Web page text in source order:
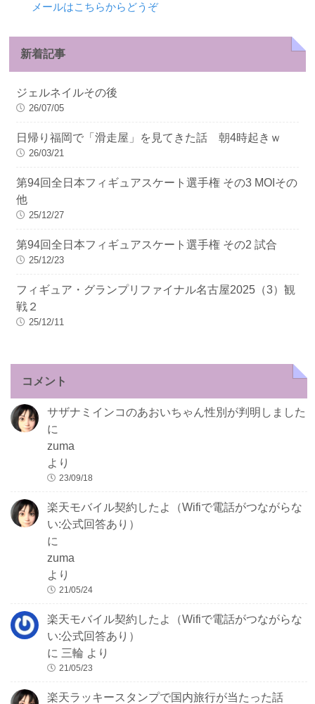
メールはこちらからどうぞ
新着記事
ジェルネイルその後
26/07/05
日帰り福岡で「滑走屋」を見てきた話 朝4時起きｗ
26/03/21
第94回全日本フィギュアスケート選手権 その3 MOIその
他
25/12/27
第94回全日本フィギュアスケート選手権 その2 試合
25/12/23
フィギュア・グランプリファイナル名古屋2025（3）観
戦２
25/12/11
コメント
サザナミインコのあおいちゃん性別が判明しました
に
zuma
より
23/09/18
楽天モバイル契約したよ（Wifiで電話がつながらな
い:公式回答あり）
に
zuma
より
21/05/24
楽天モバイル契約したよ（Wifiで電話がつながらな
い:公式回答あり）
に三輪 より
21/05/23
楽天ラッキースタンプで国内旅行が当たった話